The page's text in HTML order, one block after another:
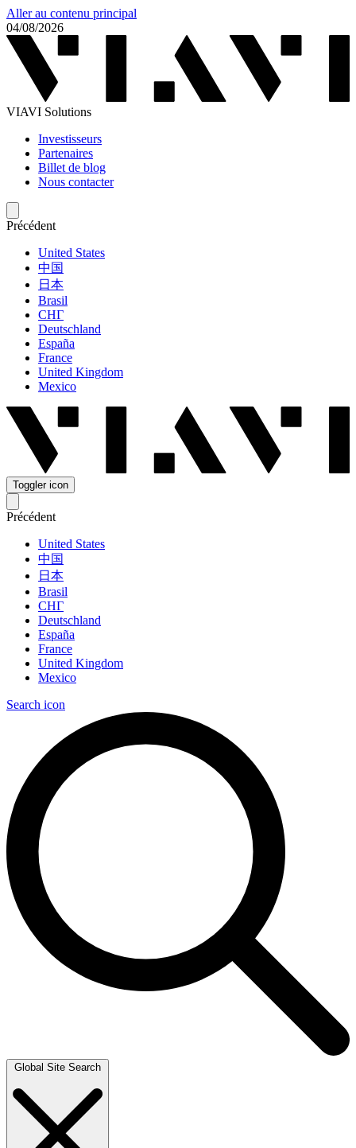
Aller au contenu principal
04/08/2026
VIAVI Solutions
Investisseurs
Partenaires
Billet de blog
Nous contacter
Précédent
United States
中国
日本
Brasil
СНГ
Deutschland
España
France
United Kingdom
Mexico
Toggler icon
Précédent
United States
中国
日本
Brasil
СНГ
Deutschland
España
France
United Kingdom
Mexico
Search icon
Global Site Search